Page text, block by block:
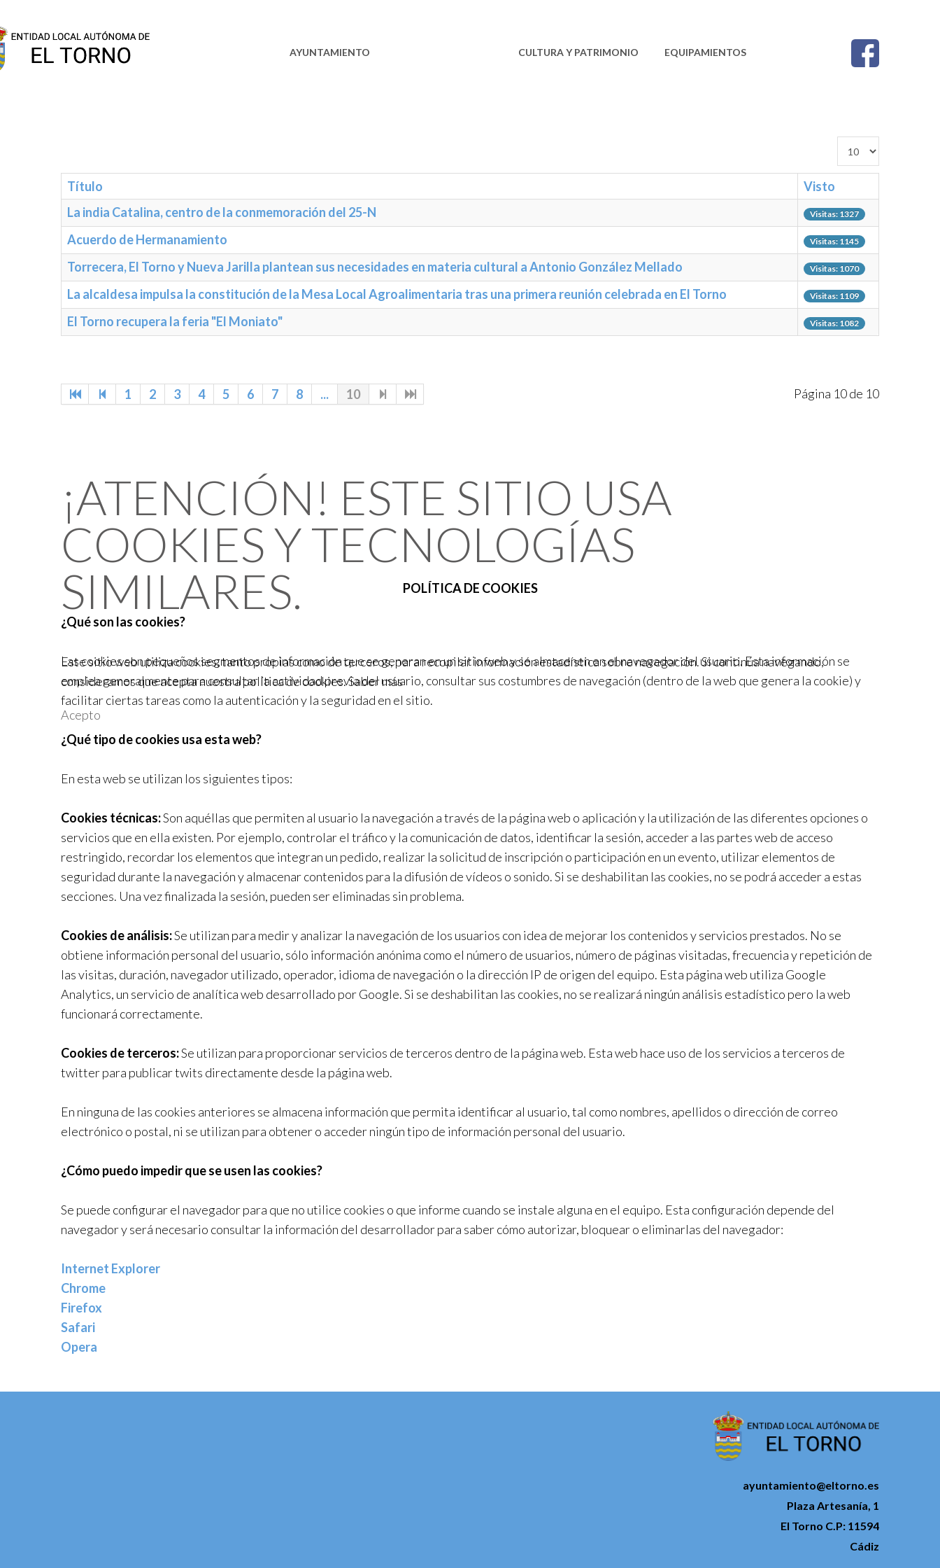
AYUNTAMIENTO CULTURA Y PATRIMONIO EQUIPAMIENTOS
Título
Visto
La india Catalina, centro de la conmemoración del 25-N
Visitas: 1327
Acuerdo de Hermanamiento Visitas: 1145
Torrecera, El Torno y Nueva Jarilla plantean sus necesidades en materia cultural a Antonio González Mellado Visitas: 1070
La alcaldesa impulsa la constitución de la Mesa Local Agroalimentaria tras una primera reunión celebrada en El Torno Visitas: 1109
El Torno recupera la feria "El Moniato" Visitas: 1082
Página 10 de 10
1 2 3 4 5 6 7 8 ... 10
¡ATENCIÓN! ESTE SITIO USA
COOKIES Y TECNOLOGÍAS
SIMILARES.
Este sitio web utiliza cookies, tanto propias como de terceros, para recopilar información estadística sobre navegación. Si continúa navegando,
consideramos que acepta nuestra política de cookies.Saber más
Acepto
POLÍTICA DE COOKIES
¿Qué son las cookies?
Las cookies son pequeños segmentos de información que se generan en un sitio web y se almacenen en el navegador del usuario. Esta información se
emplea generalmente para consultar la actividad previa del usuario, consultar sus costumbres de navegación (dentro de la web que genera la cookie) y
facilitar ciertas tareas como la autenticación y la seguridad en el sitio.
¿Qué tipo de cookies usa esta web?
En esta web se utilizan los siguientes tipos:
Cookies técnicas:Son aquéllas que permiten al usuario la navegación a través de la página web o aplicación y la utilización de las diferentes opciones o
servicios que en ella existen. Por ejemplo, controlar el tráfico y la comunicación de datos, identificar la sesión, acceder a las partes web de acceso
restringido, recordar los elementos que integran un pedido, realizar la solicitud de inscripción o participación en un evento, utilizar elementos de
seguridad durante la navegación y almacenar contenidos para la difusión de vídeos o sonido. Si se deshabilitan las cookies, no se podrá acceder a estas
secciones. Una vez finalizada la sesión, pueden ser eliminadas sin problema.
Cookies de análisis:Se utilizan para medir y analizar la navegación de los usuarios con idea de mejorar los contenidos y servicios prestados. No se
obtiene información personal del usuario, sólo información anónima como el número de usuarios, número de páginas visitadas, frecuencia y repetición de
las visitas, duración, navegador utilizado, operador, idioma de navegación o la dirección IP de origen del equipo. Esta página web utiliza Google
Analytics, un servicio de analítica web desarrollado por Google. Si se deshabilitan las cookies, no se realizará ningún análisis estadístico pero la web
funcionará correctamente.
Cookies de terceros:Se utilizan para proporcionar servicios de terceros dentro de la página web. Esta web hace uso de los servicios a terceros de
twitter para publicar twits directamente desde la página web.
En ninguna de las cookies anteriores se almacena información que permita identificar al usuario, tal como nombres, apellidos o dirección de correo
electrónico o postal, ni se utilizan para obtener o acceder ningún tipo de información personal del usuario.
¿Cómo puedo impedir que se usen las cookies?
Se puede configurar el navegador para que no utilice cookies o que informe cuando se instale alguna en el equipo. Esta configuración depende del
navegador y será necesario consultar la información del desarrollador para saber cómo autorizar, bloquear o eliminarlas del navegador:
Internet Explorer
Chrome
Firefox
Safari
Opera
ayuntamiento@eltorno.es
Plaza Artesanía, 1
El Torno C.P: 11594
Cádiz